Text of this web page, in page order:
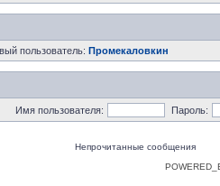
пользователь: Промекаловкин
Имя пользователя: Пароль:
Непрочитанные сообщения